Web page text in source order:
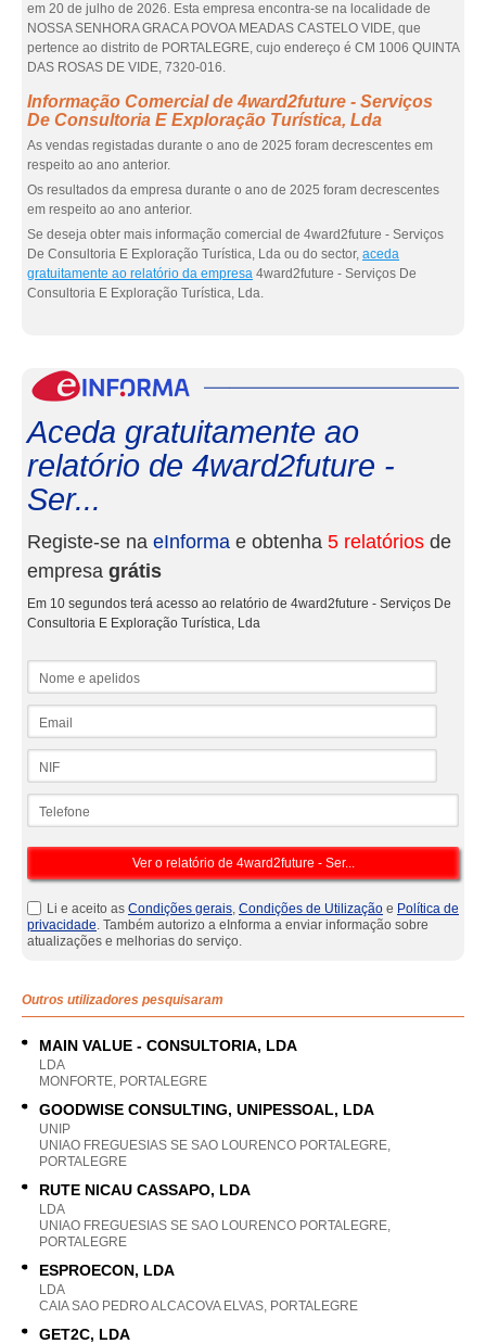
em 20 de julho de 2026. Esta empresa encontra-se na localidade de
NOSSA SENHORA GRACA POVOA MEADAS CASTELO VIDE, que
pertence ao distrito de PORTALEGRE, cujo endereço é CM 1006 QUINTA
DAS ROSAS DE VIDE, 7320-016.
Informação Comercial de 4ward2future - Serviços
De Consultoria E Exploração Turística, Lda
As vendas registadas durante o ano de 2025 foram decrescentes em
respeito ao ano anterior.
Os resultados da empresa durante o ano de 2025 foram decrescentes
em respeito ao ano anterior.
Se deseja obter mais informação comercial de 4ward2future - Serviços
De Consultoria E Exploração Turística, Lda ou do sector, aceda
gratuitamente ao relatório da empresa 4ward2future - Serviços De
Consultoria E Exploração Turística, Lda.
Aceda gratuitamente ao
relatório de 4ward2future -
Ser...
Registe-se na eInforma e obtenha 5 relatórios de
empresa grátis
Em 10 segundos terá acesso ao relatório de 4ward2future - Serviços De
Consultoria E Exploração Turística, Lda
Li e aceito as Condições gerais, Condições de Utilização e Política de
privacidade. Também autorizo a eInforma a enviar informação sobre
atualizações e melhorias do serviço.
Outros utilizadores pesquisaram
MAIN VALUE - CONSULTORIA, LDA
LDA
MONFORTE, PORTALEGRE
GOODWISE CONSULTING, UNIPESSOAL, LDA
UNIP
UNIAO FREGUESIAS SE SAO LOURENCO PORTALEGRE,
PORTALEGRE
RUTE NICAU CASSAPO, LDA
LDA
UNIAO FREGUESIAS SE SAO LOURENCO PORTALEGRE,
PORTALEGRE
ESPROECON, LDA
LDA
CAIA SAO PEDRO ALCACOVA ELVAS, PORTALEGRE
GET2C, LDA